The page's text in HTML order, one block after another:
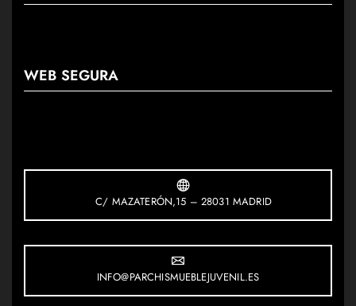
WEB SEGURA
C/ MAZATERÓN,15 – 28031 MADRID
INFO@PARCHISMUEBLEJUVENIL.ES